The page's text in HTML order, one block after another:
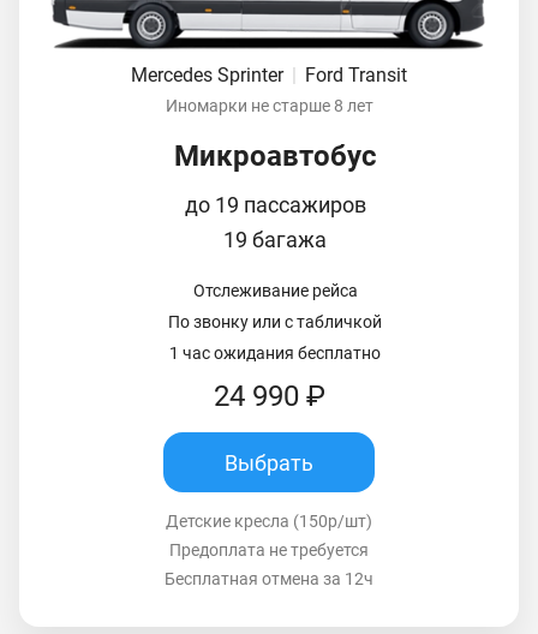
Mercedes Sprinter Ford Transit
Иномарки не старше 8 лет
Микроавтобус
до 19 пассажиров
19 багажа
Отслеживание рейса
По звонку или с табличкой
1 час ожидания бесплатно
24 990 ₽
Выбрать
Детские кресла (150р/шт)
Предоплата не требуется
Бесплатная отмена за 12ч